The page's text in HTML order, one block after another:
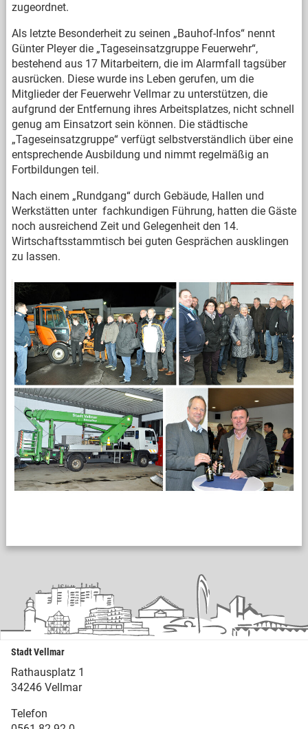
zugeordnet.
Als letzte Besonderheit zu seinen „Bauhof-Infos“ nennt
Günter Pleyer die „Tageseinsatzgruppe Feuerwehr“,
bestehend aus 17 Mitarbeitern, die im Alarmfall tagsüber
ausrücken. Diese wurde ins Leben gerufen, um die
Mitglieder der Feuerwehr Vellmar zu unterstützen, die
aufgrund der Entfernung ihres Arbeitsplatzes, nicht schnell
genug am Einsatzort sein können. Die städtische
„Tageseinsatzgruppe“ verfügt selbstverständlich über eine
entsprechende Ausbildung und nimmt regelmäßig an
Fortbildungen teil.
Nach einem „Rundgang“ durch Gebäude, Hallen und
Werkstätten unter fachkundigen Führung, hatten die Gäste
noch ausreichend Zeit und Gelegenheit den 14.
Wirtschaftsstammtisch bei guten Gesprächen ausklingen
zu lassen.
Stadt Vellmar
Rathausplatz 1
34246 Vellmar
Telefon